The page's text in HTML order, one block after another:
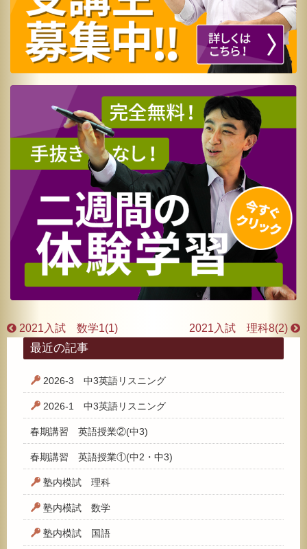
2021入試 数学1(1) 2021入試 理科8(2)
最近の記事
2026-3 中3英語リスニング
2026-1 中3英語リスニング
春期講習 英語授業②(中3)
春期講習 英語授業①(中2・中3)
塾内模試 理科
塾内模試 数学
塾内模試 国語